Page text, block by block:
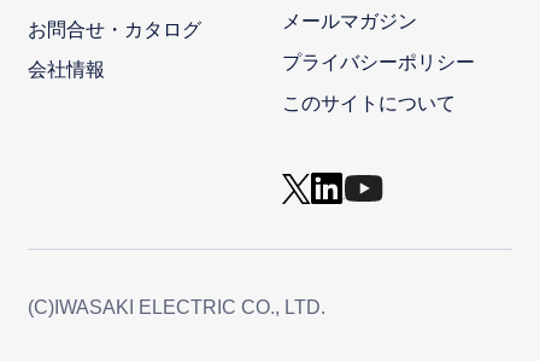
お問合せ・カタログ
会社情報
メールマガジン
プライバシーポリシー
このサイトについて
(C)IWASAKI ELECTRIC CO., LTD.